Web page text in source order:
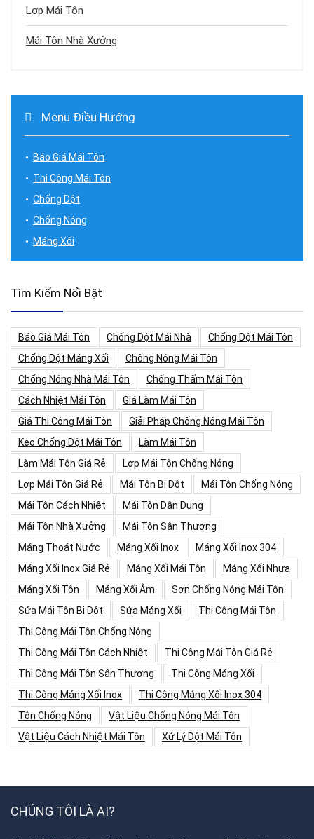
Lợp Mái Tôn
Mái Tôn Nhà Xưởng
Menu Điều Hướng
Báo Giá Mái Tôn
Thi Công Mái Tôn
Chống Dột
Chống Nóng
Máng Xối
Tìm Kiếm Nổi Bật
Báo Giá Mái Tôn Chống Dột Mái Nhà
Chống Dột Mái Tôn
Chống Dột Máng Xối
Chống Nóng Mái Tôn
Chống Nóng Nhà Mái Tôn
Chống Thấm Mái Tôn
Cách Nhiệt Mái Tôn
Giá Làm Mái Tôn
Giá Thi Công Mái Tôn
Giải Pháp Chống Nóng Mái Tôn
Keo Chống Dột Mái Tôn
Làm Mái Tôn
Làm Mái Tôn Giá Rẻ
Lợp Mái Tôn Chống Nóng
Lợp Mái Tôn Giá Rẻ
Mái Tôn Bị Dột
Mái Tôn Chống Nóng
Mái Tôn Cách Nhiệt
Mái Tôn Dân Dụng
Mái Tôn Nhà Xưởng
Mái Tôn Sân Thượng
Máng Thoát Nước
Máng Xối Inox
Máng Xối Inox 304
Máng Xối Inox Giá Rẻ
Máng Xối Mái Tôn
Máng Xối Nhựa
Máng Xối Tôn
Máng Xối Âm
Sơn Chống Nóng Mái Tôn
Sửa Mái Tôn Bị Dột
Sửa Máng Xối
Thi Công Mái Tôn
Thi Công Mái Tôn Chống Nóng
Thi Công Mái Tôn Cách Nhiệt
Thi Công Mái Tôn Giá Rẻ
Thi Công Mái Tôn Sân Thượng
Thi Công Máng Xối
Thi Công Máng Xối Inox
Thi Công Máng Xối Inox 304
Tôn Chống Nóng
Vật Liệu Chống Nóng Mái Tôn
Vật Liệu Cách Nhiệt Mái Tôn
Xử Lý Dột Mái Tôn
CHÚNG TÔI LÀ AI?